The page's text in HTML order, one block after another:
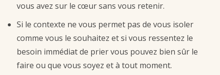
vous avez sur le cœur sans vous retenir.
Si le contexte ne vous permet pas de vous isoler
comme vous le souhaitez et si vous ressentez le
besoin immédiat de prier vous pouvez bien sûr le
faire ou que vous soyez et à tout moment.